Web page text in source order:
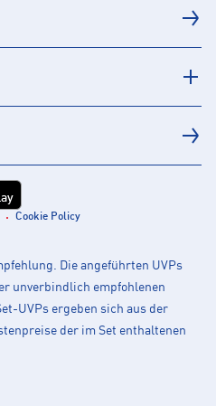
Cookie Policy
Die angeführten UVPs
unverbindlich empfohlenen
UVPs ergeben sich aus der
der im Set enthaltenen